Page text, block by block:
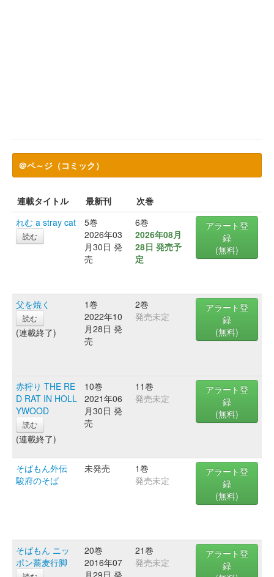
＠ペ～ジ（コミック）
連載タイトル 最新刊
次巻
れむ a stray cat
読む
5巻
2026年03
月30日 発
売
6巻
2026年08月
28日 発売予
定
アラート登
録
(無料)
父を焼く
読む
(連載終了)
1巻
2022年10
月28日 発
売
2巻
発売未定
アラート登
録
(無料)
赤狩り THE RE
D RAT IN HOLL
YWOOD
読む
(連載終了)
10巻
2021年06
月30日 発
売
11巻
発売未定
アラート登
録
(無料)
そばもん外伝
駿府のそば
未発売
1巻
発売未定
アラート登
録
(無料)
そばもん ニッ
ポン蕎麦行脚
20巻
2016年07
月29日 発
21巻
発売未定
アラート登
録